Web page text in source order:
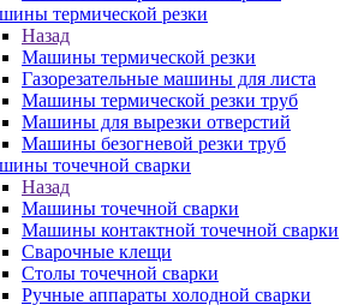
термической резки
Назад
Машины термической резки
Газорезательные машины для листа
Машины термической резки труб
Машины для вырезки отверстий
Машины безогневой резки труб
точечной сварки
Назад
Машины точечной сварки
Машины контактной точечной сварки
Сварочные клещи
Столы точечной сварки
Ручные аппараты холодной сварки